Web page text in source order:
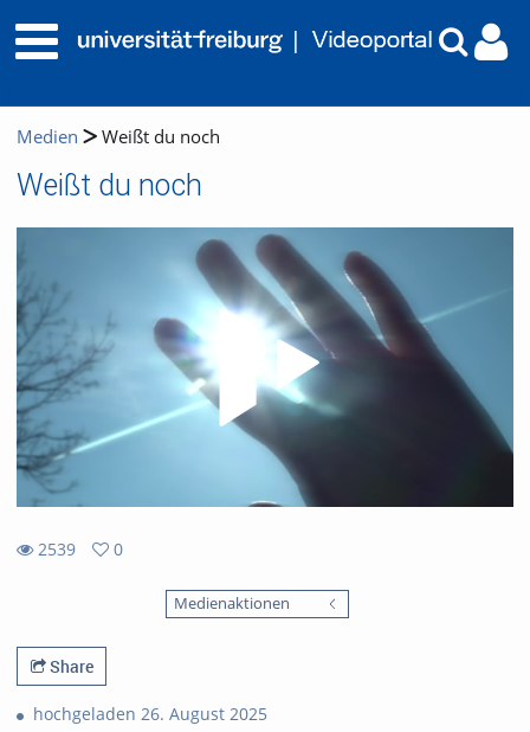
Medien Weißt du noch
Weißt du noch
2539
0
Medienaktionen
Share
hochgeladen 26. August 2025